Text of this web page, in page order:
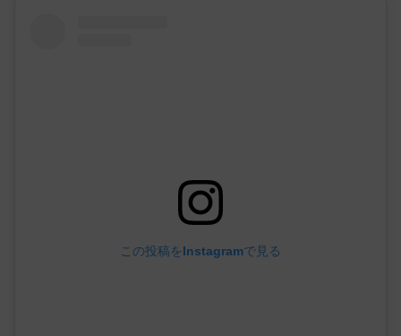
この投稿をInstagramで見る